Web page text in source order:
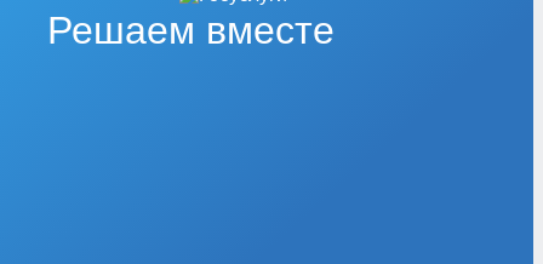
Решаем вместе